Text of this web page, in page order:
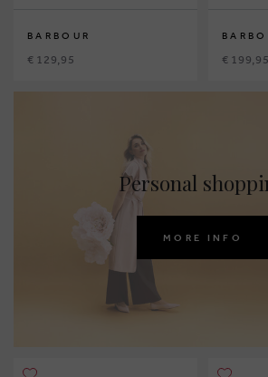
BARBOUR
€ 129,95 € 199,95
Personal
MORE INFO